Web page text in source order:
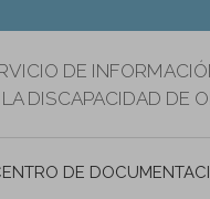
DE
DISCAPACIDAD DE
DE